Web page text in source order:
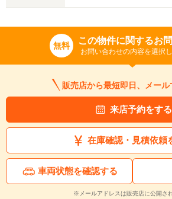
無料 この物件に関するお
お問い合わせの内容を選択
販売店から最短即日、メール
来店予約をする
在庫確認・見積依頼
車両状態を確認する
※メールアドレスは販売店に公開さ